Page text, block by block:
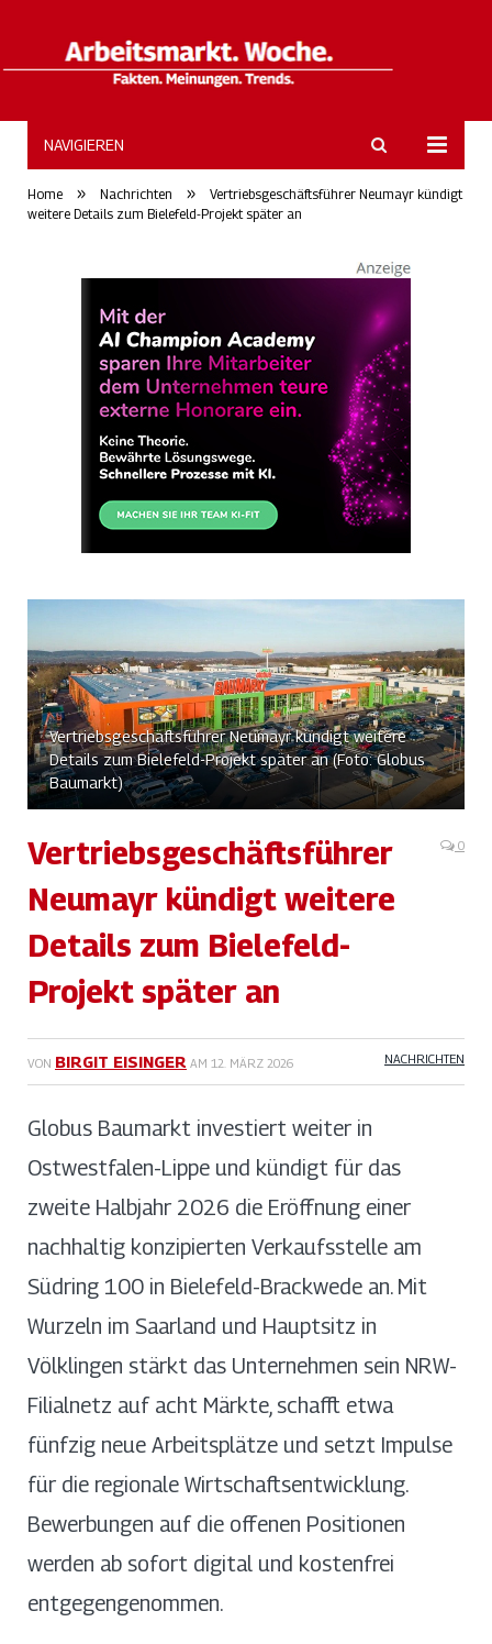
ArbeitsmarktWoche
NAVIGIEREN
Home » Nachrichten »
Vertriebsgeschäftsführer Neumayr kündigt
weitere Details zum Bielefeld-Projekt später an
Vertriebsgeschäftsführer Neumayr kündigt weitere
Details zum Bielefeld-Projekt später an (Foto: Globus
Baumarkt)
Vertriebsgeschäftsführer
Neumayr kündigt weitere
Details zum Bielefeld-
Projekt später an
0
VON BIRGIT EISINGER AM 12. MÄRZ 2026 NACHRICHTEN
Globus Baumarkt investiert weiter in
Ostwestfalen-Lippe und kündigt für das
zweite Halbjahr 2026 die Eröffnung einer
nachhaltig konzipierten Verkaufsstelle am
Südring 100 in Bielefeld-Brackwede an. Mit
Wurzeln im Saarland und Hauptsitz in
Völklingen stärkt das Unternehmen sein NRW-
Filialnetz auf acht Märkte, schafft etwa
fünfzig neue Arbeitsplätze und setzt Impulse
für die regionale Wirtschaftsentwicklung.
Bewerbungen auf die offenen Positionen
werden ab sofort digital und kostenfrei
entgegengenommen.